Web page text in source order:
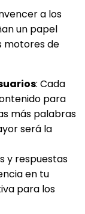
a los
un papel
motores de
: Cada
para
más palabras
será la
y respuestas
en tu
para los